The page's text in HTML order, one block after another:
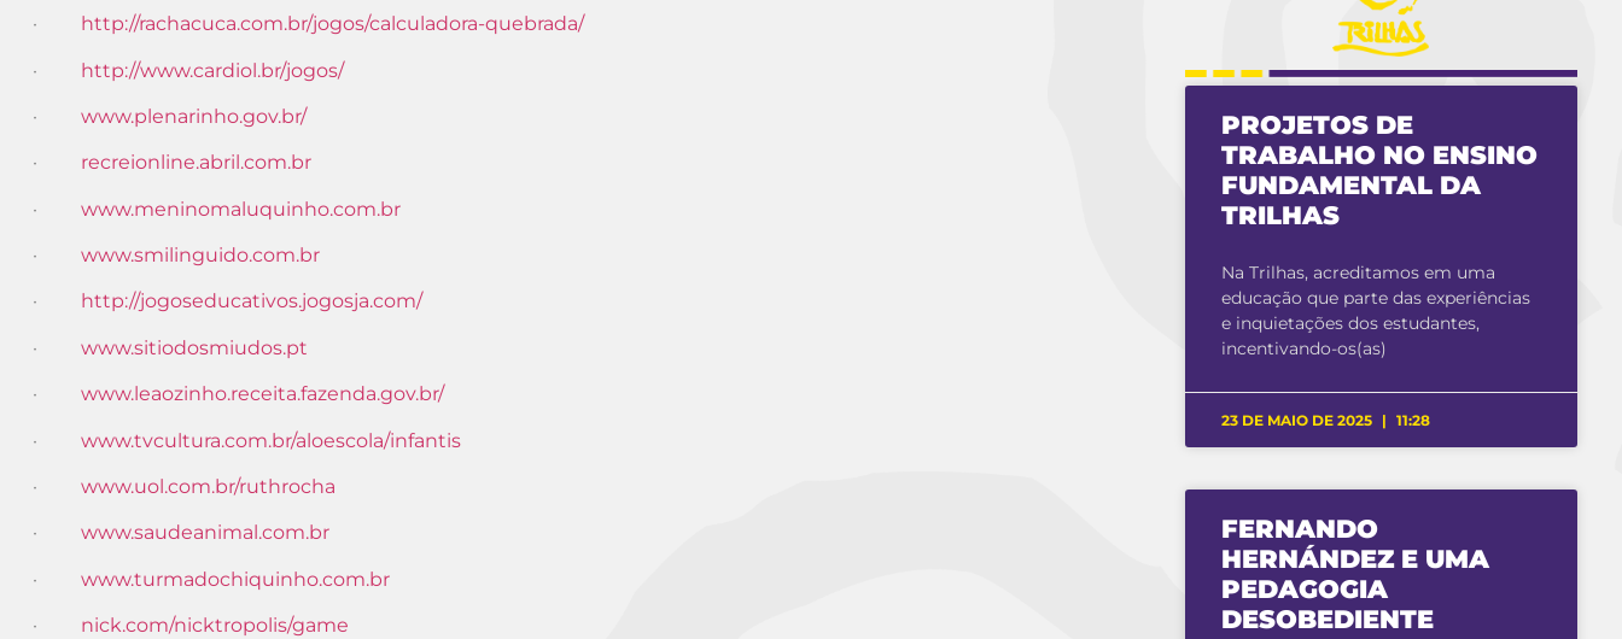
· http://rachacuca.com.br/jogos/calculadora-quebrada/
· http://www.cardiol.br/jogos/
· www.plenarinho.gov.br/
· recreionline.abril.com.br
· www.meninomaluquinho.com.br
· www.smilinguido.com.br
· http://jogoseducativos.jogosja.com/
· www.sitiodosmiudos.pt
· www.leaozinho.receita.fazenda.gov.br/
· www.tvcultura.com.br/aloescola/infantis
· www.uol.com.br/ruthrocha
· www.saudeanimal.com.br
· www.turmadochiquinho.com.br
· nick.com/nicktropolis/game
PROJETOS DE
TRABALHO NO ENSINO
FUNDAMENTAL DA
TRILHAS
Na Trilhas, acreditamos em uma
educação que parte das experiências
e inquietações dos estudantes,
incentivando-os(as)
23 DE MAIO DE 2025 11:28
FERNANDO
HERNÁNDEZ E UMA
PEDAGOGIA
DESOBEDIENTE